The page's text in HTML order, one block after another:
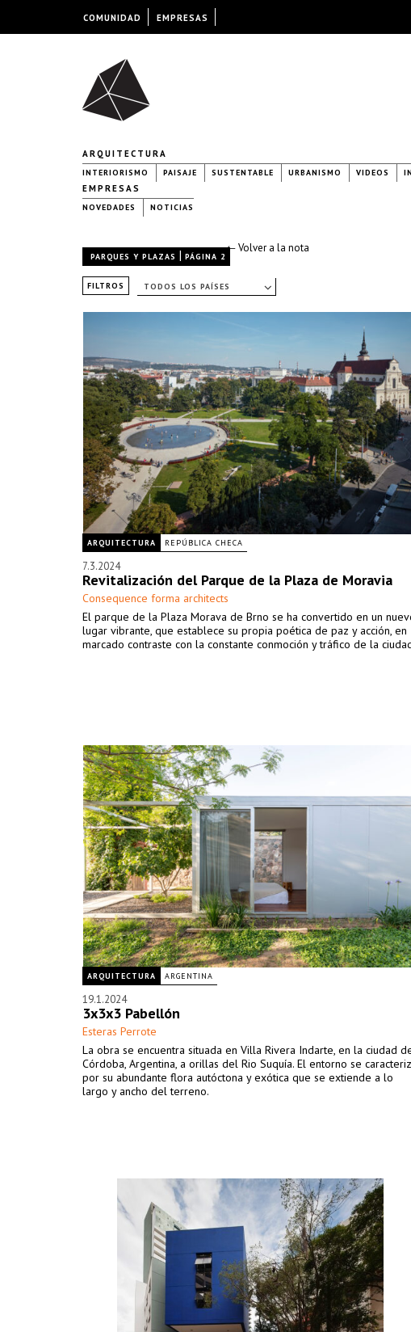
ARQUITECTURA
INTERIORISMO PAISAJE SUSTENTABLE URBANISMO VIDEOS
EMPRESAS
NOVEDADES NOTICIAS
← Volver a la nota
PARQUES Y PLAZAS | PÁGINA 2
FILTROS TODOS LOS PAÍSES
ARQUITECTURA REPÚBLICA CHECA
7.3.2024
Revitalización del Parque de la Plaza de Moravia
Consequence forma architects
El parque de la Plaza Morava de Brno se ha convertido en un
lugar vibrante, que establece su propia poética de paz y acción, en
marcado contraste con la constante conmoción y tráfico de la
ARQUITECTURA ARGENTINA
19.1.2024
3x3x3 Pabellón
Esteras Perrote
La obra se encuentra situada en Villa Rivera Indarte, en la ciudad
Córdoba, Argentina, a orillas del Rio Suquía. El entorno se
por su abundante flora autóctona y exótica que se extiende a lo
largo y ancho del terreno.
COMUNIDAD EMPRESAS